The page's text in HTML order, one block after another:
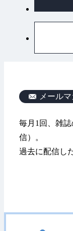
メール
毎月1回、雑
信）。
過去に配信し